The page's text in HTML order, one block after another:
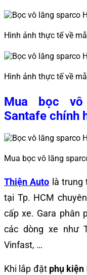
Hình ảnh thực tế về
Hình ảnh thực tế về
Mua bọc vô
Santafe chính
Mua bọc vô lăng
Thiện Auto là
tại Tp. HCM
cấp xe. Gara phân
các dòng xe như
Vinfast, …
Khi lắp đặt phụ kiện